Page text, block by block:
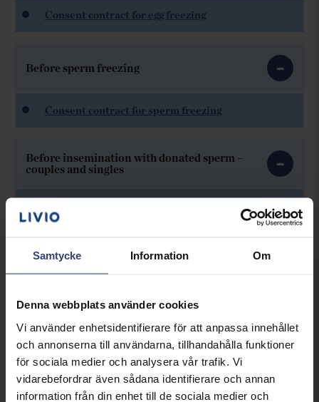
Samtycke Information Om
Denna webbplats använder cookies
Vi använder enhetsidentifierare för att anpassa innehållet
och annonserna till användarna, tillhandahålla funktioner
för sociala medier och analysera vår trafik. Vi
vidarebefordrar även sådana identifierare och annan
information från din enhet till de sociala medier och
Consent contract for egg freezing
Before sperm freezing
Consent contract for sperm freezing
Before insemination with donated sperm –
couples and singles
Consent to treatment with donated sperm for
single people
(Kungsholmen)
After birth
Please contact the clinic for more information.
Please call1177to complete the pregnancy follow-up.